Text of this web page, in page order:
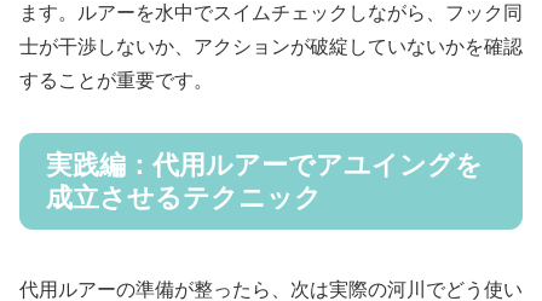
ます。ルアーを水中でスイムチェックしながら、フック同
士が干渉しないか、アクションが破綻していないかを確認
することが重要です。
実践編：代用ルアーでアユイングを
成立させるテクニック
代用ルアーの準備が整ったら、次は実際の河川でどう使い